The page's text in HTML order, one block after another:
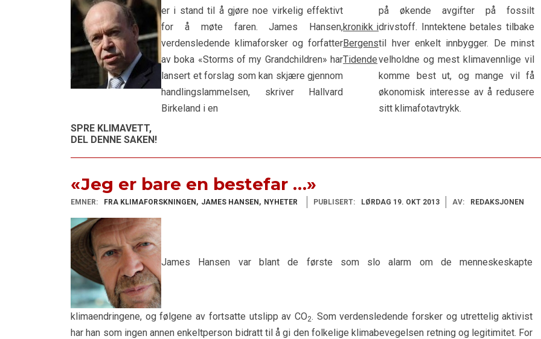
er i stand til å gjøre noe virkelig effektivt
for å møte faren. James Hansen,
verdensledende klimaforsker og forfatter
av boka «Storms of my Grandchildren» har
lansert et forslag som kan skjære gjennom
handlingslammelsen, skriver Hallvard
Birkeland i en
kronikk i
Bergens
Tidende
på økende avgifter på fossilt
drivstoff. Inntektene betales tilbake
til hver enkelt innbygger. De minst
velholdne og mest klimavennlige vil
komme best ut, og mange vil få
økonomisk interesse av å redusere
sitt klimafotavtrykk.
SPRE KLIMAVETT,
DEL DENNE SAKEN!
«Jeg er bare en bestefar …»
EMNER: FRA KLIMAFORSKNINGEN JAMES HANSEN NYHETER PUBLISERT: LØRDAG 19. OKT 2013 AV: REDAKSJONEN
James Hansen var blant de første som slo alarm om de menneskeskapte
klimaendringene, og følgene av fortsatte utslipp av CO2. Som verdensledende forsker og utrettelig aktivist
har han som ingen annen enkeltperson bidratt til å gi den folkelige klimabevegelsen retning og legitimitet. For